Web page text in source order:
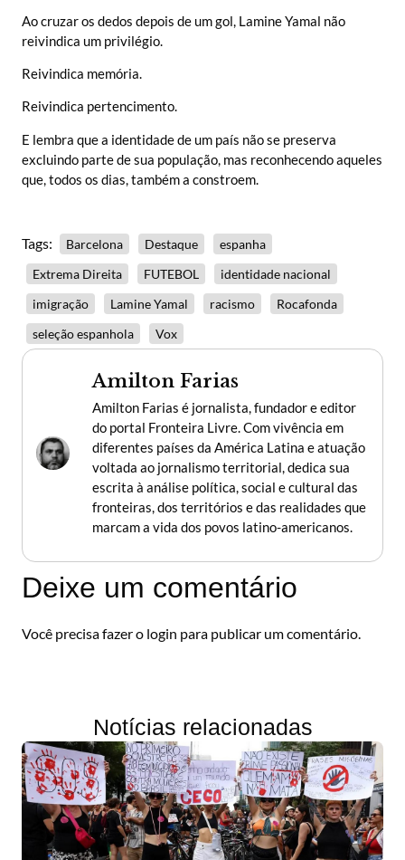
Ao cruzar os dedos depois de um gol, Lamine Yamal não
reivindica um privilégio.
Reivindica memória.
Reivindica pertencimento.
E lembra que a identidade de um país não se preserva
excluindo parte de sua população, mas reconhecendo aqueles
que, todos os dias, também a constroem.
Tags: Barcelona Destaque
espanha
Extrema Direita
FUTEBOL
identidade nacional
imigração
Lamine Yamal racismo
Rocafonda
seleção espanhola
Vox
Amilton Farias
Amilton Farias é jornalista, fundador e editor
do portal Fronteira Livre. Com vivência em
diferentes países da América Latina e atuação
voltada ao jornalismo territorial, dedica sua
escrita à análise política, social e cultural das
fronteiras, dos territórios e das realidades que
marcam a vida dos povos latino-americanos.
Deixe um comentário
Você precisa fazer o login para publicar um comentário.
Notícias relacionadas